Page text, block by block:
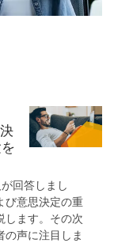
回答しまし
び意思決定の重
します。その次
の声に注目しま